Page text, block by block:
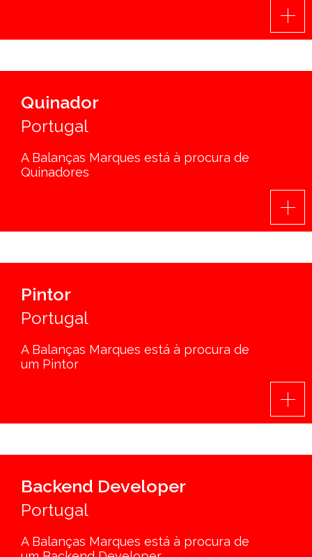
Quinador
Portugal
A Balanças Marques está à procura de
Quinadores
Pintor
Portugal
A Balanças Marques está à procura de
um Pintor
Backend Developer
Portugal
A Balanças Marques está à procura de